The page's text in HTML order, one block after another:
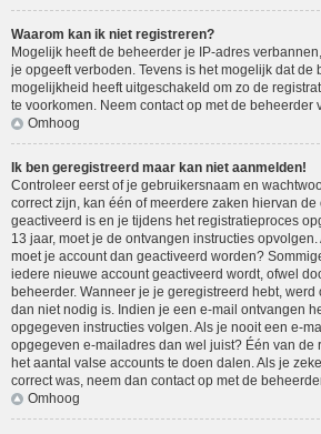
Waarom kan ik niet registreren?
Mogelijk heeft de beheerder je IP-adres
je opgeeft verboden. Tevens is het mogelijk dat de
mogelijkheid heeft uitgeschakeld om zo de
te voorkomen. Neem contact op met de beheerder
Omhoog
Ik ben geregistreerd maar kan niet aanmelden!
Controleer eerst of je gebruikersnaam en
correct zijn, kan één of meerdere zaken hiervan de
geactiveerd is en je tijdens het registratieproces
13 jaar, moet je de ontvangen instructies
moet je account dan geactiveerd worden?
iedere nieuwe account geactiveerd wordt, ofwel
beheerder. Wanneer je je geregistreerd hebt, werd
dan niet nodig is. Indien je een e-mail ontvangen
opgegeven instructies volgen. Als je nooit een e-
opgegeven e-mailadres dan wel juist? Één van de
het aantal valse accounts te doen dalen. Als je
correct was, neem dan contact op met de
Omhoog